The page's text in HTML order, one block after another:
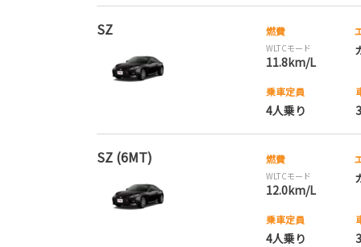
SZ 燃費
WLTCモード
11.8km/L
乗車定員
4人乗り
SZ (6MT) 燃費
WLTCモード
12.0km/L
乗車定員
4人乗り